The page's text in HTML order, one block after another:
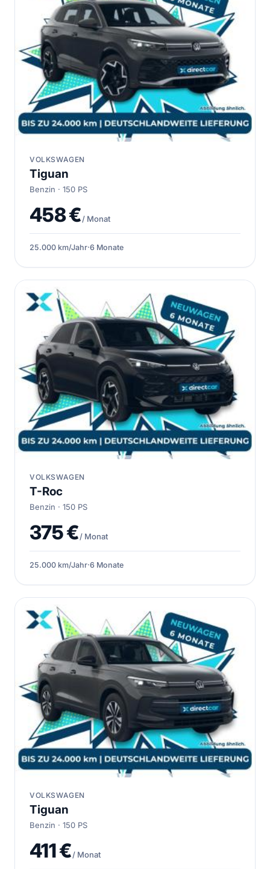
VOLKSWAGEN
Tiguan
Benzin · 150 PS
458 €/ Monat
25.000 km/Jahr·6 Monate
VOLKSWAGEN
T-Roc
Benzin · 150 PS
375 €/ Monat
25.000 km/Jahr·6 Monate
VOLKSWAGEN
Tiguan
Benzin · 150 PS
411 €/ Monat